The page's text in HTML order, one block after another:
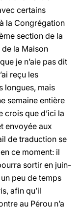
certains
la Congrégation
section de la
la Maison
je n’aie pas dit
reçu les
longues, mais
semaine entière
crois que d’ici la
envoyée aux
de traduction se
ce moment: il
sortir en juin-
peu de temps
afin qu’il
au Pérou n’a